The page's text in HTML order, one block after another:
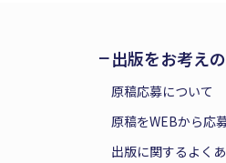
出版をお考え
原稿応募について
原稿をWEBから応
出版に関するよく